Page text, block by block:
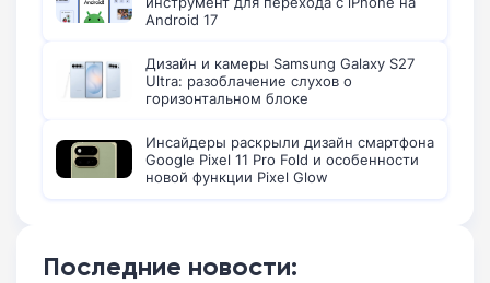
Android 17
Дизайн и камеры Samsung Galaxy S27
Ultra: разоблачение слухов о
горизонтальном блоке
Инсайдеры раскрыли дизайн смартфона
Google Pixel 11 Pro Fold и особенности
новой функции Pixel Glow
Последние новости: